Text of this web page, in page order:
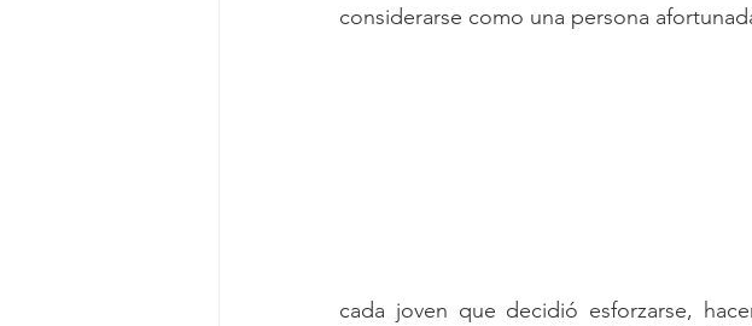
considerarse como una persona
cada joven que decidió esforzarse,